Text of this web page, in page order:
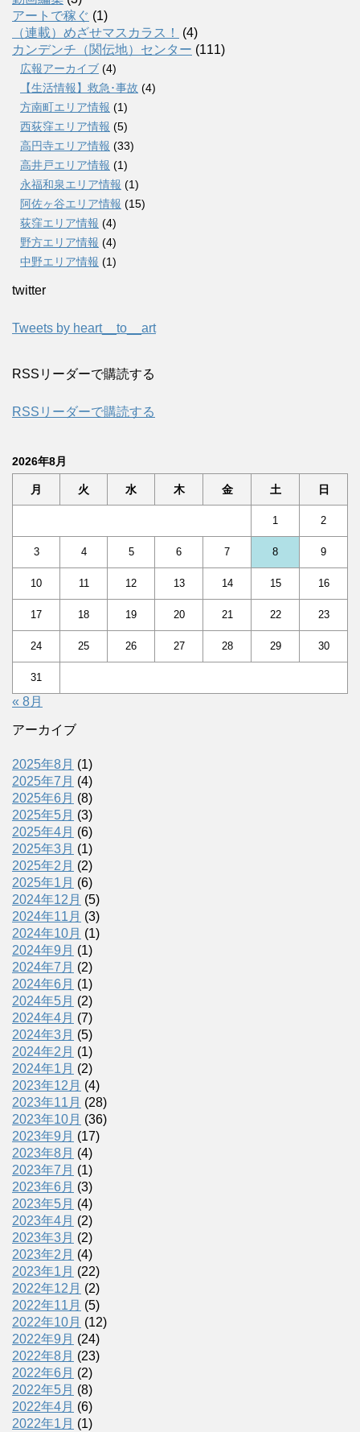
アートで稼ぐ (1)
（連載）めざせマスカラス！
(4)
カンデンチ（関伝地）センター (111)
広報アーカイブ (4)
【生活情報】救急･事故 (4)
方南町エリア情報 (1)
西荻窪エリア情報 (5)
高円寺エリア情報 (33)
高井戸エリア情報 (1)
永福和泉エリア情報 (1)
阿佐ヶ谷エリア情報 (15)
荻窪エリア情報 (4)
野方エリア情報 (4)
中野エリア情報 (1)
twitter
Tweets by heart__to__art
RSSリーダーで購読する
RSSリーダーで購読する
2026年8月
月 火 水 木 金 土 日
1 2
3 4 5 6 7 8 9
10 11 12 13 14 15 16
17 18 19 20 21 22 23
24 25 26 27 28 29 30
31
« 8月
アーカイブ
2025年8月 (1)
2025年7月 (4)
2025年6月 (8)
2025年5月 (3)
2025年4月 (6)
2025年3月 (1)
2025年2月 (2)
2025年1月 (6)
2024年12月 (5)
2024年11月 (3)
2024年10月 (1)
2024年9月 (1)
2024年7月 (2)
2024年6月 (1)
2024年5月 (2)
2024年4月 (7)
2024年3月 (5)
2024年2月 (1)
2024年1月 (2)
2023年12月 (4)
2023年11月 (28)
2023年10月 (36)
2023年9月 (17)
2023年8月 (4)
2023年7月 (1)
2023年6月 (3)
2023年5月 (4)
2023年4月 (2)
2023年3月 (2)
2023年2月 (4)
2023年1月 (22)
2022年12月 (2)
2022年11月 (5)
2022年10月 (12)
2022年9月 (24)
2022年8月 (23)
2022年6月 (2)
2022年5月 (8)
2022年4月 (6)
2022年1月 (1)